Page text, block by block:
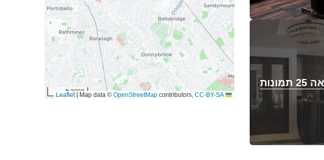
תמונות
3000 ft
|Map data © OpenStreetMap contributors, CC-BY-SA